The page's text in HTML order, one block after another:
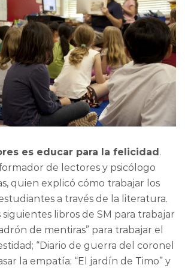
es educar para la felicidad .
de lectores y psicólogo
quien explicó cómo trabajar los
a través de la literatura.
libros de SM para trabajar
de mentiras” para trabajar el
“Diario de guerra del coronel
la empatía; “El jardín de Timo” y